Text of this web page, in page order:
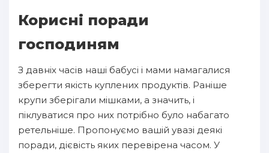
Корисні поради
господиням
З давніх часів наші бабусі і мами намагалися
зберегти якість куплених продуктів. Раніше
крупи зберігали мішками, а значить, і
піклуватися про них потрібно було набагато
ретельніше. Пропонуємо вашій увазі деякі
поради, дієвість яких перевірена часом. У